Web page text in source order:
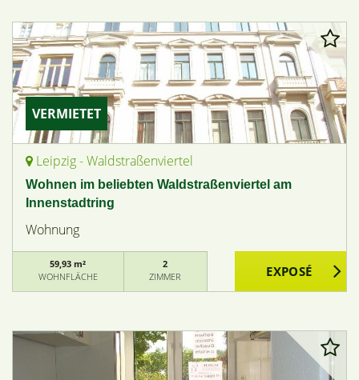
VERMIETET
Leipzig - Waldstraßenviertel
Wohnen im beliebten Waldstraßenviertel am
Innenstadtring
Wohnung
59,93 m²
WOHNFLÄCHE
2
ZIMMER